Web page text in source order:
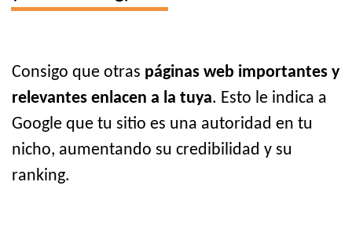
Consigo que otras páginas web importantes y
relevantes enlacen a la tuya. Esto le indica a
Google que tu sitio es una autoridad en tu
nicho, aumentando su credibilidad y su
ranking.